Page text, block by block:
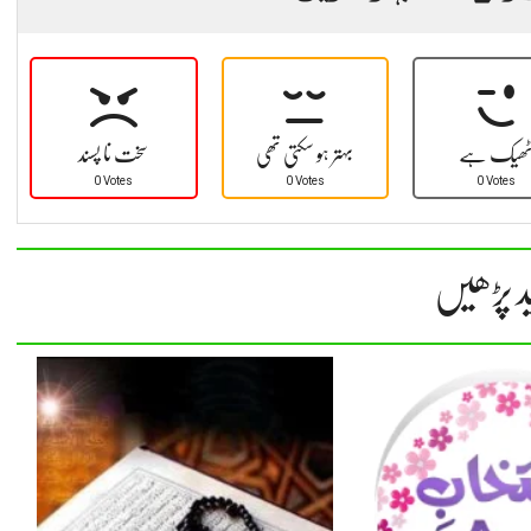
سخت نا پسند
0 Votes
بہتر ہو سکتی تھی
0 Votes
ہے
0 Votes
پڑھیں